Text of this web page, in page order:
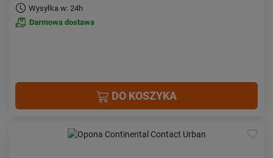
Wysyłka w: 24h
Darmowa dostawa
DO KOSZYKA